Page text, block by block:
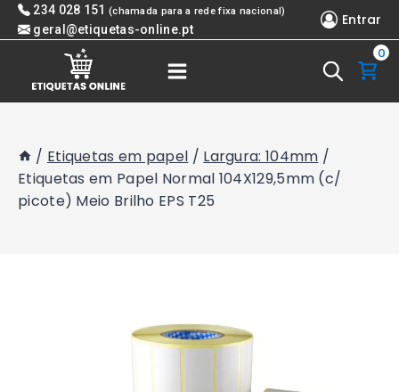
Skip 234 028 151 (chamada para a rede fixa nacional)
geral@etiquetas-online.pt
Entrar
0
/ Etiquetas em papel / Largura: 104mm /
Etiquetas em Papel Normal 104X129,5mm (c/
picote) Meio Brilho EPS T25